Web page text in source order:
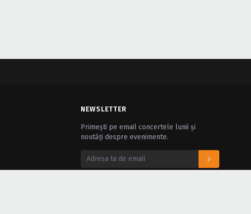
NEWSLETTER
Primești pe email concertele lunii și
noutăți despre evenimente.